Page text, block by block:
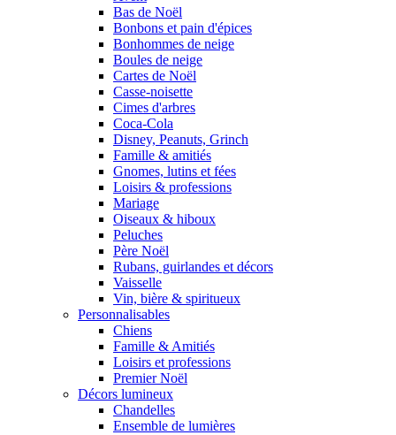
Bas de Noël
Bonbons et pain d'épices
Bonhommes de neige
Boules de neige
Cartes de Noël
Casse-noisette
Cimes d'arbres
Coca-Cola
Disney, Peanuts, Grinch
Famille & amitiés
Gnomes, lutins et fées
Loisirs & professions
Mariage
Oiseaux & hiboux
Peluches
Père Noël
Rubans, guirlandes et décors
Vaisselle
Vin, bière & spiritueux
Personnalisables
Chiens
Famille & Amitiés
Loisirs et professions
Premier Noël
Décors lumineux
Chandelles
Ensemble de lumières